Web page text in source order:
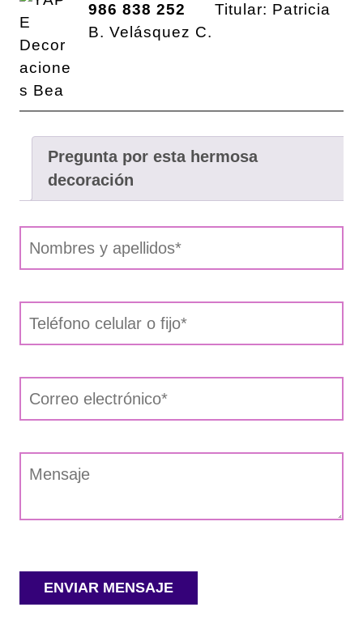
986 838 252 Titular: Patricia
B. Velásquez C.
Pregunta por esta hermosa
decoración